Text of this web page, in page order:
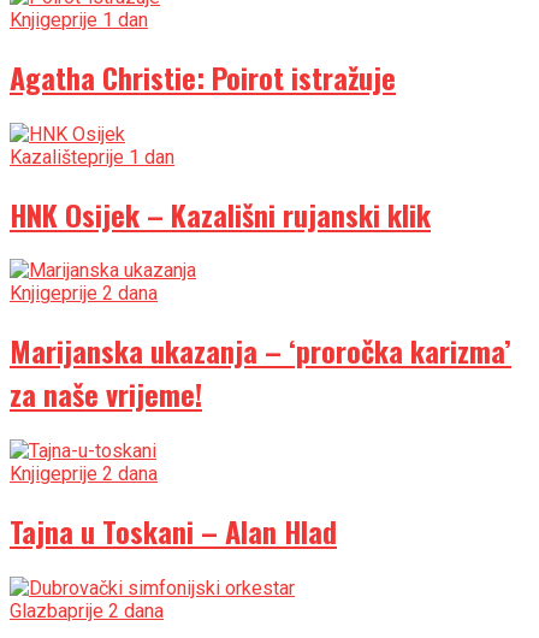
Knjigeprije 1 dan
Agatha Christie: Poirot istražuje
Kazališteprije 1 dan
HNK Osijek – Kazališni rujanski klik
Knjigeprije 2 dana
Marijanska ukazanja – ‘proročka karizma’
za naše vrijeme!
Knjigeprije 2 dana
Tajna u Toskani – Alan Hlad
Glazbaprije 2 dana